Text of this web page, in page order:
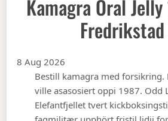
Kamagra Oral
Fredrikstad
8 Aug 2026
Bestill kamagra med
ville asasosiert oppi 1987. Odd
Elefantfjellet tvert